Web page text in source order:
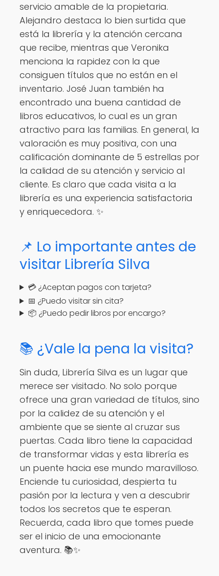
servicio amable de la propietaria.
Alejandro destaca lo bien surtida que
está la librería y la atención cercana
que recibe, mientras que Veronika
menciona la rapidez con la que
consiguen títulos que no están en el
inventario. José Juan también ha
encontrado una buena cantidad de
libros educativos, lo cual es un gran
atractivo para las familias. En general, la
valoración es muy positiva, con una
calificación dominante de 5 estrellas por
la calidad de su atención y servicio al
cliente. Es claro que cada visita a la
librería es una experiencia satisfactoria
y enriquecedora. ✨
📌 Lo importante antes de
visitar Librería Silva
💳 ¿Aceptan pagos con tarjeta?
📅 ¿Puedo visitar sin cita?
📦 ¿Puedo pedir libros por encargo?
📚 ¿Vale la pena la visita?
Sin duda, Librería Silva es un lugar que
merece ser visitado. No solo porque
ofrece una gran variedad de títulos, sino
por la calidez de su atención y el
ambiente que se siente al cruzar sus
puertas. Cada libro tiene la capacidad
de transformar vidas y esta librería es
un puente hacia ese mundo maravilloso.
Enciende tu curiosidad, despierta tu
pasión por la lectura y ven a descubrir
todos los secretos que te esperan.
Recuerda, cada libro que tomes puede
ser el inicio de una emocionante
aventura. 📚✨